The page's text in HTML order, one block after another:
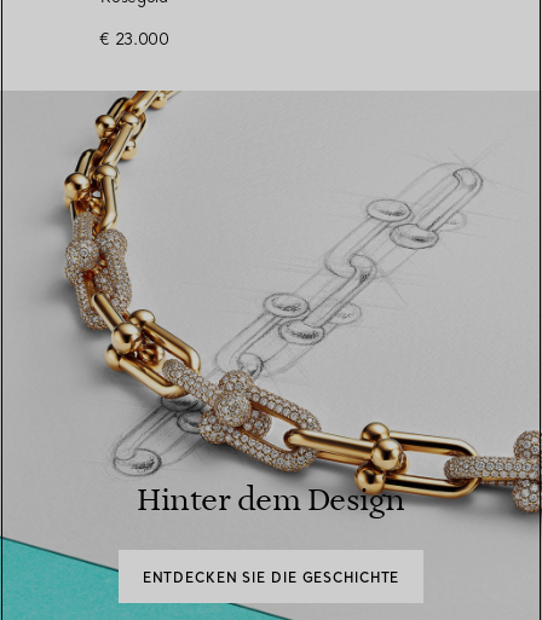
€ 23.000
Hinter dem Design
ENTDECKEN SIE DIE GESCHICHTE